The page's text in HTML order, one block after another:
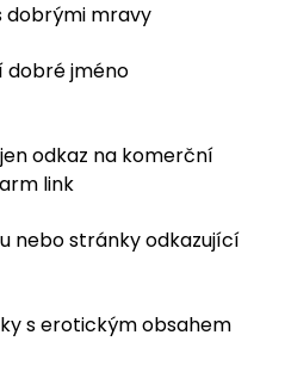
dobrými mravy
dobré jméno
odkaz na komerční
link
nebo stránky odkazující
s erotickým obsahem